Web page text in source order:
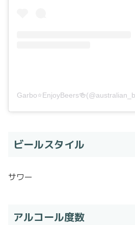
ビールスタイル
サワー
アルコール度数